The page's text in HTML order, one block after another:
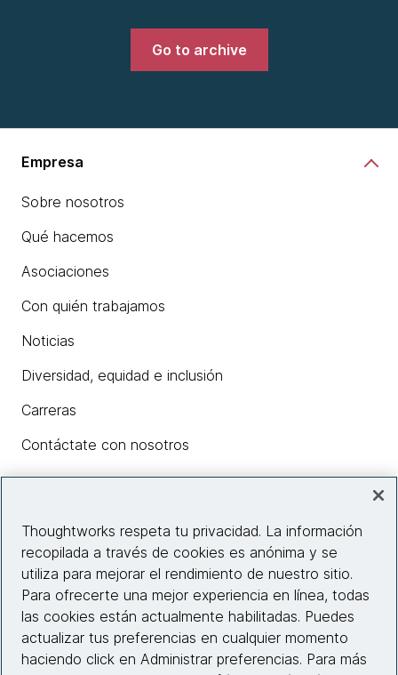
Go to archive
Empresa
Sobre nosotros
Qué hacemos
Asociaciones
Con quién trabajamos
Noticias
Diversidad, equidad e inclusión
Carreras
Contáctate con nosotros
Información del sitio web
Conecta con nosotros
Thoughtworks respeta tu privacidad. La información
recopilada a través de cookies es anónima y se
utiliza para mejorar el rendimiento de nuestro sitio.
Para ofrecerte una mejor experiencia en línea, todas
las cookies están actualmente habilitadas. Puedes
actualizar tus preferencias en cualquier momento
haciendo click en Administrar preferencias. Para más